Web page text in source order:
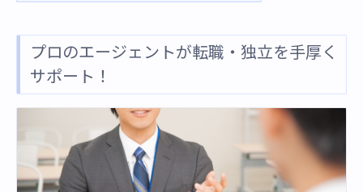
プロのエージェントが転職・独立を手厚く
サポート！